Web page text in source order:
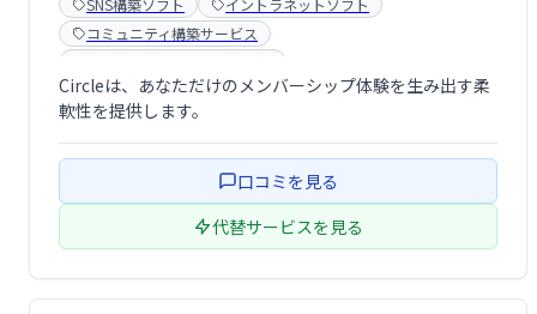
SNS構築ソフト
イントラネットソフト
コミュニティ構築サービス
Circleは、あなただけのメンバーシップ体験を生み出す柔
軟性を提供します。
口コミを見る
代替サービスを見る